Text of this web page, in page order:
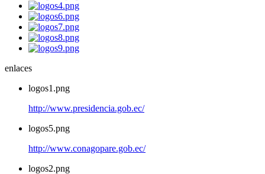
enlaces
logos1.png
http://www.presidencia.gob.ec/
logos5.png
http://www.conagopare.gob.ec/
logos2.png